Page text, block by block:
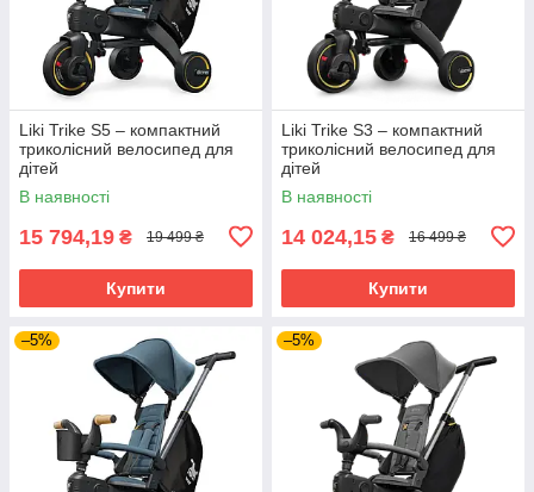
Liki Trike S5 – компактний
триколісний велосипед для
дітей
В наявності
15 794,19 ₴ 19 499 ₴
Купити
Liki Trike S3 – компактний
триколісний велосипед для
дітей
В наявності
14 024,15 ₴ 16 499 ₴
Купити
–5% –5%